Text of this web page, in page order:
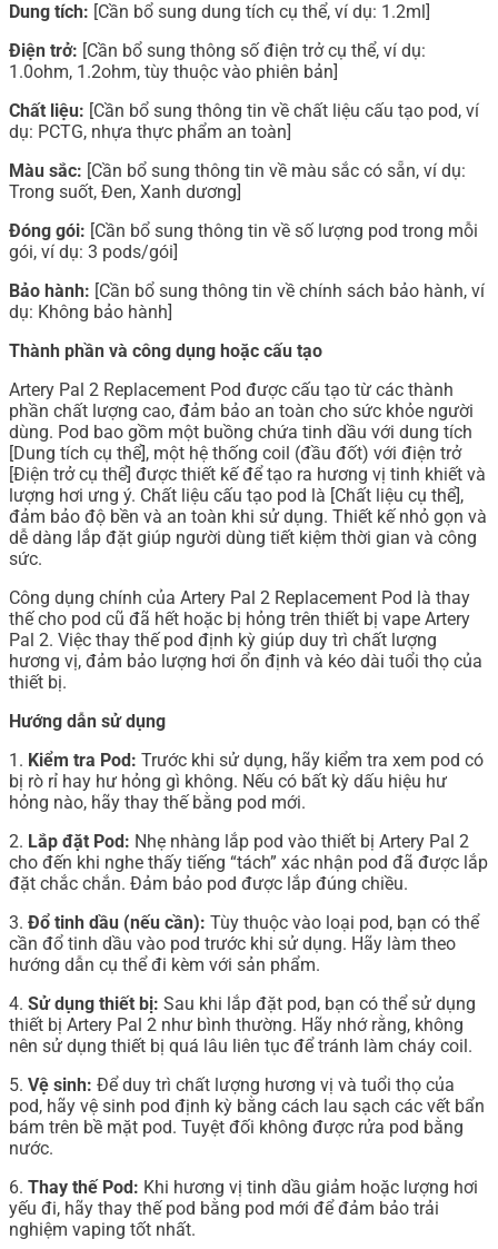
Dung tích: [Cần bổ sung dung tích cụ thể, ví dụ: 1.2ml]
Điện trở: [Cần bổ sung thông số điện trở cụ thể, ví dụ:
1.0ohm, 1.2ohm, tùy thuộc vào phiên bản]
Chất liệu: [Cần bổ sung thông tin về chất liệu cấu tạo pod, ví
dụ: PCTG, nhựa thực phẩm an toàn]
Màu sắc: [Cần bổ sung thông tin về màu sắc có sẵn, ví dụ:
Trong suốt, Đen, Xanh dương]
Đóng gói: [Cần bổ sung thông tin về số lượng pod trong mỗi
gói, ví dụ: 3 pods/gói]
Bảo hành: [Cần bổ sung thông tin về chính sách bảo hành, ví
dụ: Không bảo hành]
Thành phần và công dụng hoặc cấu tạo
Artery Pal 2 Replacement Pod được cấu tạo từ các thành
phần chất lượng cao, đảm bảo an toàn cho sức khỏe người
dùng. Pod bao gồm một buồng chứa tinh dầu với dung tích
[Dung tích cụ thể], một hệ thống coil (đầu đốt) với điện trở
[Điện trở cụ thể] được thiết kế để tạo ra hương vị tinh khiết và
lượng hơi ưng ý. Chất liệu cấu tạo pod là [Chất liệu cụ thể],
đảm bảo độ bền và an toàn khi sử dụng. Thiết kế nhỏ gọn và
dễ dàng lắp đặt giúp người dùng tiết kiệm thời gian và công
sức.
Công dụng chính của Artery Pal 2 Replacement Pod là thay
thế cho pod cũ đã hết hoặc bị hỏng trên thiết bị vape Artery
Pal 2. Việc thay thế pod định kỳ giúp duy trì chất lượng
hương vị, đảm bảo lượng hơi ổn định và kéo dài tuổi thọ của
thiết bị.
Hướng dẫn sử dụng
1. Kiểm tra Pod: Trước khi sử dụng, hãy kiểm tra xem pod có
bị rò rỉ hay hư hỏng gì không. Nếu có bất kỳ dấu hiệu hư
hỏng nào, hãy thay thế bằng pod mới.
2. Lắp đặt Pod: Nhẹ nhàng lắp pod vào thiết bị Artery Pal 2
cho đến khi nghe thấy tiếng “tách” xác nhận pod đã được lắp
đặt chắc chắn. Đảm bảo pod được lắp đúng chiều.
3. Đổ tinh dầu (nếu cần): Tùy thuộc vào loại pod, bạn có thể
cần đổ tinh dầu vào pod trước khi sử dụng. Hãy làm theo
hướng dẫn cụ thể đi kèm với sản phẩm.
4. Sử dụng thiết bị: Sau khi lắp đặt pod, bạn có thể sử dụng
thiết bị Artery Pal 2 như bình thường. Hãy nhớ rằng, không
nên sử dụng thiết bị quá lâu liên tục để tránh làm cháy coil.
5. Vệ sinh: Để duy trì chất lượng hương vị và tuổi thọ của
pod, hãy vệ sinh pod định kỳ bằng cách lau sạch các vết bẩn
bám trên bề mặt pod. Tuyệt đối không được rửa pod bằng
nước.
6. Thay thế Pod: Khi hương vị tinh dầu giảm hoặc lượng hơi
yếu đi, hãy thay thế pod bằng pod mới để đảm bảo trải
nghiệm vaping tốt nhất.